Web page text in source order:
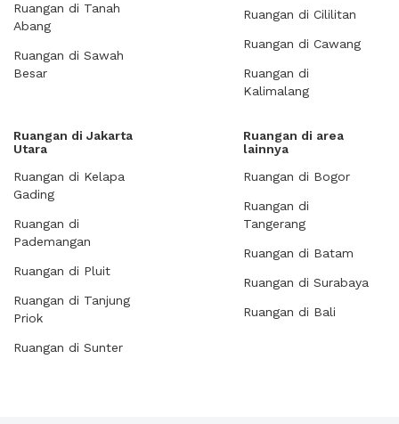
Ruangan di Tanah
Abang
Ruangan di Sawah
Besar
Ruangan di Cililitan
Ruangan di Cawang
Ruangan di
Kalimalang
Ruangan di Jakarta
Utara
Ruangan di Kelapa
Gading
Ruangan di
Pademangan
Ruangan di Pluit
Ruangan di Tanjung
Priok
Ruangan di Sunter
Ruangan di area
lainnya
Ruangan di Bogor
Ruangan di
Tangerang
Ruangan di Batam
Ruangan di Surabaya
Ruangan di Bali